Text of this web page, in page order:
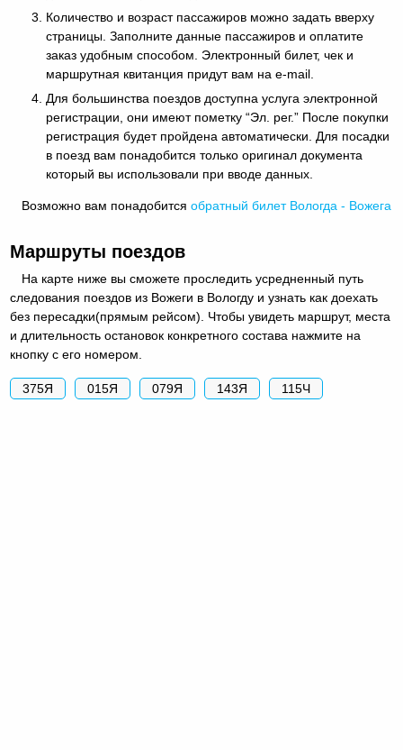
Количество и возраст пассажиров можно задать вверху
страницы. Заполните данные пассажиров и оплатите
заказ удобным способом. Электронный билет, чек и
маршрутная квитанция придут вам на e-mail.
Для большинства поездов доступна услуга электронной
регистрации, они имеют пометку “Эл. рег.” После покупки
регистрация будет пройдена автоматически. Для посадки
в поезд вам понадобится только оригинал документа
который вы использовали при вводе данных.
Возможно вам понадобитсяобратный билет Вологда - Вожега
Маршруты поездов
На карте ниже вы сможете проследить усредненный путь
следования поездов из Вожеги в Вологду и узнать как доехать
без пересадки(прямым рейсом). Чтобы увидеть маршрут, места
и длительность остановок конкретного состава нажмите на
кнопку с его номером.
375Я 015Я 079Я 143Я 115Ч